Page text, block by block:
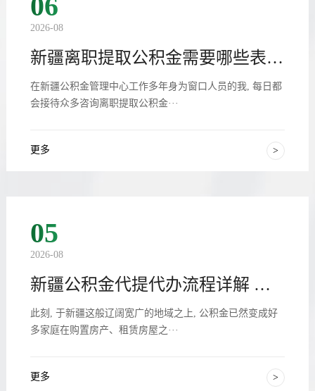
2026-08
新疆离职提取公积金需要哪些表格和材料
在新疆公积金管理中心工作多年身为窗口人员的我, 每日都
会接待众多咨询离职提取公积金···
更多 >
05
2026-08
新疆公积金代提代办流程详解 怎么办理提取
此刻, 于新疆这般辽阔宽广的地域之上, 公积金已然变成好
多家庭在购置房产、租赁房屋之···
更多 >